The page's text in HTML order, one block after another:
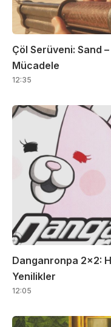
Çöl Serüveni: Sand
Mücadele
12:35
Danganronpa 2×2:
Yenilikler
12:05